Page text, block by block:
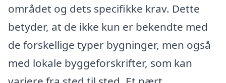
området og dets specifikke krav. Dette
betyder, at de ikke kun er bekendte med
de forskellige typer bygninger, men også
med lokale byggeforskrifter, som kan